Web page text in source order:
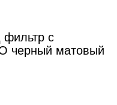
фильтр с
черный матовый